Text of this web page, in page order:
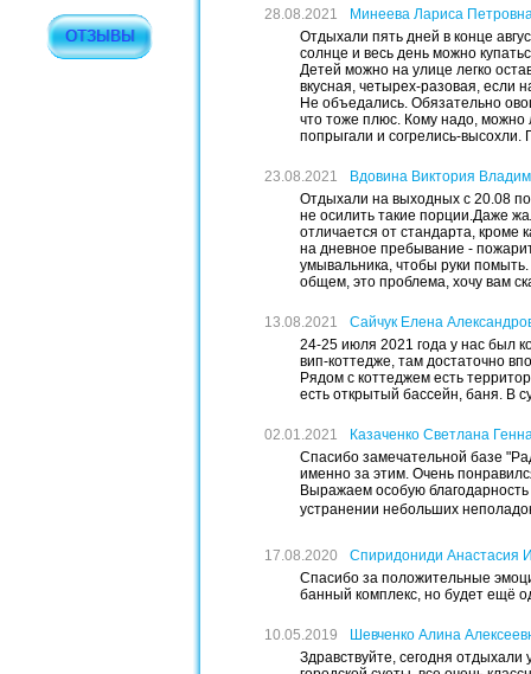
ОТЗЫВЫ
28.08.2021
Минеева Лариса
Отдыхали пять дней в конце
солнце и весь день можно
Детей можно на улице легко
вкусная, четырех-разовая, если
Не объедались. Обязательно
что тоже плюс. Кому надо, можно
попрыгали и согрелись-
23.08.2021
Вдовина Виктория
Отдыхали на выходных с 20.08 по
не осилить такие порции.Даже
отличается от стандарта, кроме
на дневное пребывание -
умывальника, чтобы руки
общем, это проблема, хочу вам
13.08.2021
Сайчук Елена
24-25 июля 2021 года у нас был
вип-коттедже, там достаточно
Рядом с коттеджем есть
есть открытый бассейн, баня. В
02.01.2021
Казаченко Светлана
Спасибо замечательной базе
именно за этим. Очень
Выражаем особую
устранении небольших
17.08.2020
Спиридониди Анастасия
Спасибо за положительные
банный комплекс, но будет ещё
10.05.2019
Шевченко Алина
Здравствуйте, сегодня